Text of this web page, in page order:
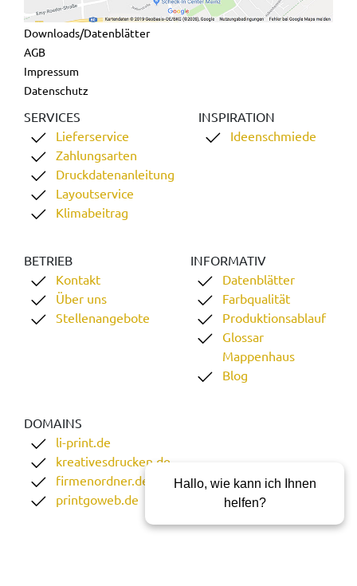
Downloads/Datenblätter
AGB
Impressum
Datenschutz
SERVICES
Lieferservice
Zahlungsarten
Druckdatenanleitung
Layoutservice
Klimabeitrag
INSPIRATION
Ideenschmiede
BETRIEB
Kontakt
Über uns
Stellenangebote
INFORMATIV
Datenblätter
Farbqualität
Produktionsablauf
Glossar
Mappenhaus
Blog
DOMAINS
li-print.de
kreativesdrucken.de
firmenordner.de
printgoweb.de
Hallo, wie kann ich Ihnen
helfen?